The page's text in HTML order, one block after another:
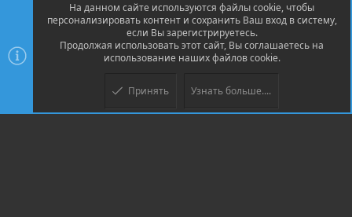
Community platform by XenForo ® © 2010-2026 XenForo Ltd.
© Jason Axelrod of 8WAYRUN
На данном сайте используются файлы cookie, чтобы
персонализировать контент и сохранить Ваш вход в систему,
если Вы зарегистрируетесь.
Продолжая использовать этот сайт, Вы соглашаетесь на
использование наших файлов cookie.
Принять Узнать больше....